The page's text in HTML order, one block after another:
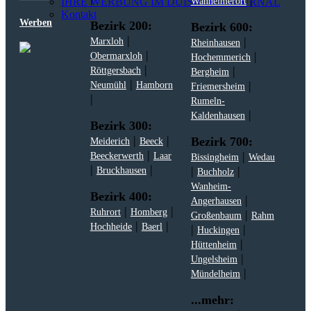
Kontakt
Werben
Bezirk 200:
Marxloh|
Obermarxloh|
Röttgersbach|
Neumühl| Hamborn
|
Bezirk 300:
Meiderich| Beeck|
Beeckerwerth| Laar
| Bruckhausen|
Bezirk 400:
Ruhrort| Homberg|
Hochheide| Baerl|
Bezirk 600:
Rheinhausen|
Hochemmerich|
Bergheim|
Friemersheim|
Rumeln-
Kaldenhausen|
Bezirk 700:
Bissingheim| Wedau
| Buchholz|
Wanheim-
Angerhausen|
Großenbaum| Rahm
| Huckingen|
Hüttenheim|
Ungelsheim|
Mündelheim|
...mehr: